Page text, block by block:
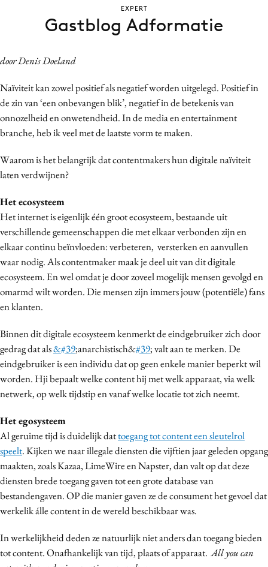
Campagnes
Contentmarketing
Craft
Customer Experience
Data & Insights
Design
Digital transformation
Diversiteit
Gedragsverandering
Influencer marketing
Interne communicatie
Martech
Media
Merkstrategie
Programmatic
Purpose Marketing
Reputatie & crisis
door Denis Doeland
Naïviteit kan zowel positief als negatief worden uitgelegd. Positief in
de zin van ‘een onbevangen blik’, negatief in de betekenis van
onnozelheid en onwetendheid. In de media en entertainment
branche, heb ik veel met de laatste vorm te maken.
Waarom is het belangrijk dat contentmakers hun digitale naïviteit
laten verdwijnen?
Het ecosysteem
Het internet is eigenlijk één groot ecosysteem, bestaande uit
verschillende gemeenschappen die met elkaar verbonden zijn en
elkaar continu beïnvloeden: verbeteren, versterken en aanvullen
waar nodig. Als contentmaker maak je deel uit van dit digitale
ecosysteem. En wel omdat je door zoveel mogelijk mensen gevolgd en
omarmd wilt worden. Die mensen zijn immers jouw (potentiële) fans
en klanten.
Binnen dit digitale ecosysteem kenmerkt de eindgebruiker zich door
gedrag dat als&#39;anarchistisch&#39; valt aan te merken. De
eindgebruiker is een individu dat op geen enkele manier beperkt wil
worden. Hji bepaalt welke content hij met welk apparaat, via welk
netwerk, op welk tijdstip en vanaf welke locatie tot zich neemt.
Het egosysteem
Al geruime tijd is duidelijk dattoegang tot content een sleutelrol
speelt. Kijken we naar illegale diensten die vijftien jaar geleden opgang
maakten, zoals Kazaa, LimeWire en Napster, dan valt op dat deze
diensten brede toegang gaven tot een grote database van
bestandengaven. OP die manier gaven ze de consument het gevoel dat
werkelik álle content in de wereld beschikbaar was.
In werkelijkheid deden ze natuurlijk niet anders dan toegang bieden
tot content. Onafhankelijk van tijd, plaats of apparaat.All you can
EXPERT
Gastblog Adformatie